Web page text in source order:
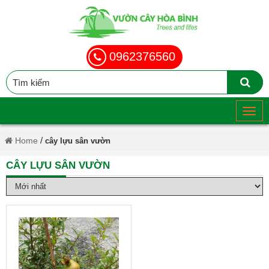
0962376560
Home / cây lựu sân vườn
CÂY LỰU SÂN VƯỜN